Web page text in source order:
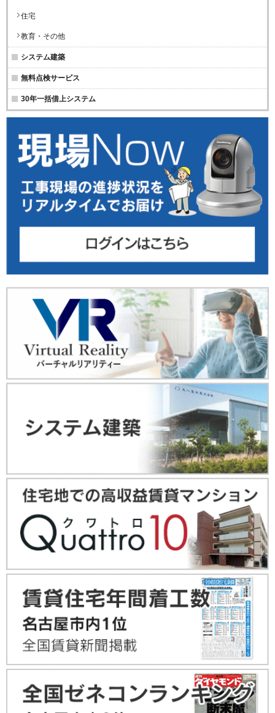
住宅
教育・その他
システム建築
無料点検サービス
30年一括借上システム